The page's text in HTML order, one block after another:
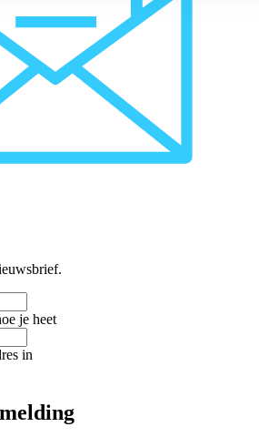
je heet
in